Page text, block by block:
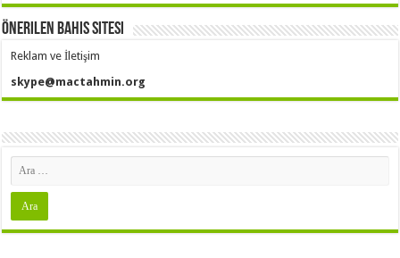
Önerilen Bahis Sitesi
Reklam ve İletişim
skype@mactahmin.org